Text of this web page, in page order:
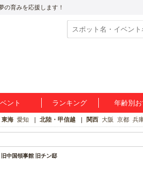
の育みを応援します！
ント ランキング 年齢別
東海 愛知 北陸・甲信越 関西 大阪 京都 兵
旧中国領事館 旧チン邸